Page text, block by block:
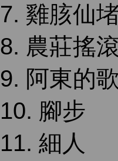
7. 雞胲仙
8. 農莊搖
9. 阿東的
10. 腳步
11. 細人